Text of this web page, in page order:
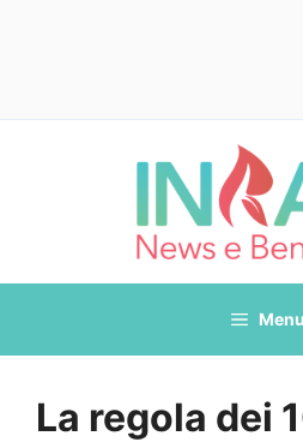
Menu
La regola dei